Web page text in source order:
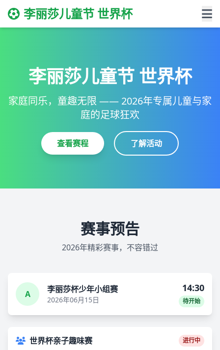
李丽莎儿童节 世界杯
李丽莎儿童节 世界杯
家庭同乐，童趣无限 —— 2026年专属儿童与家
庭的足球狂欢
查看赛程 了解活动
赛事预告
2026年精彩赛事，不容错过
A 李丽莎杯少年小组赛
2026年06月15日
14:30
待开始
世界杯亲子趣味赛 进行中